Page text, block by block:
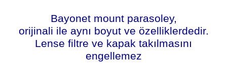
Bayonet mount parasoley,
orijinali ile aynı boyut ve özelliklerdedir.
Lense filtre ve kapak takılmasını
engellemez